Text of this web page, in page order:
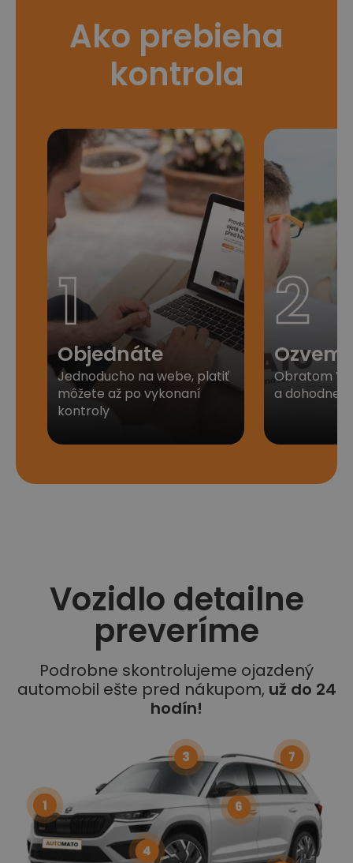
Ako prebieha
kontrola
1
Objednáte
Jednoducho na webe, platiť
môžete až po vykonaní
kontroly
2
Obratom
a
Vozidlo detailne
preveríme
Podrobne skontrolujeme ojazdený
automobil ešte pred nákupom, už do 24
hodín!
1
3
4
6
7